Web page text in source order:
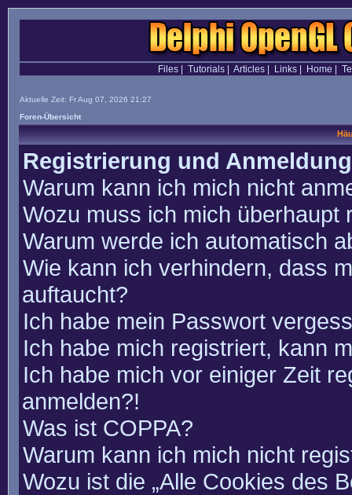
Files| Tutorials| Articles| Links| Home
Aktuelle Zeit: Fr Aug 07, 2026 21:27
Foren-Übersicht
Registrierung und Anmeldung
Warum kann ich mich nicht
Wozu muss ich mich überhaupt
Warum werde ich automatisch
Wie kann ich verhindern, dass
auftaucht?
Ich habe mein Passwort
Ich habe mich registriert, kann
Ich habe mich vor einiger Zeit
anmelden?!
Was ist COPPA?
Warum kann ich mich nicht
Wozu ist die „Alle Cookies des